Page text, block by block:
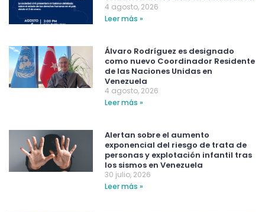
4 agosto, 2026
Leer más »
Álvaro Rodríguez es designado
como nuevo Coordinador Residente
de las Naciones Unidas en
Venezuela
4 agosto, 2026
Leer más »
Alertan sobre el aumento
exponencial del riesgo de trata de
personas y explotación infantil tras
los sismos en Venezuela
30 julio, 2026
Leer más »